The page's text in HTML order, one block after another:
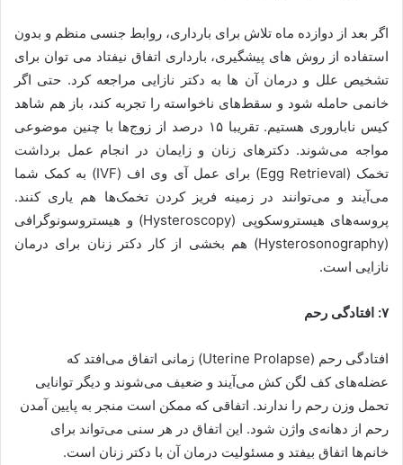
اگر بعد از دوازده ماه تلاش برای بارداری، روابط جنسی منظم و بدون
استفاده از روش های پیشگیری، بارداری اتفاق نیفتاد می توان برای
تشخیص علل و درمان آن ها به دکتر نازایی مراجعه کرد. حتی اگر
خانمی حامله شود و سقط‌های ناخواسته را تجربه کند، باز هم شاهد
کیس ناباروری هستیم. تقریبا ۱۵ درصد از زوج‌ها با چنین موضوعی
مواجه می‌شوند. دکترهای زنان و زایمان در انجام عمل برداشت
تخمک (Egg Retrieval) برای عمل آی وی اف (IVF) به کمک شما
می‌آیند و می‌توانند در زمینه فریز کردن تخمک‌ها هم یاری کنند.
پروسه‌های هیستروسکوپی (Hysteroscopy) و هیستروسونوگرافی
(Hysterosonography) هم بخشی از کار دکتر زنان برای درمان
نازایی است.
۷: افتادگی رحم
افتادگی رحم (Uterine Prolapse) زمانی اتفاق می‌افتد که
عضله‌های کف لگن کش می‌آیند و ضعیف می‌شوند و دیگر توانایی
تحمل وزن رحم را ندارند. اتفاقی که ممکن است منجر به پایین آمدن
رحم از دهانه‌ی واژن شود. این اتفاق در هر سنی می‌تواند برای
خانم‌ها اتفاق بیفتد و مسئولیت درمان آن با دکتر زنان است.